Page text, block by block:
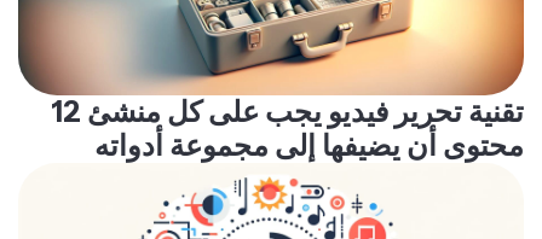
12 تقنية تحرير فيديو يجب على كل منشئ
محتوى أن يضيفها إلى مجموعة أدواته